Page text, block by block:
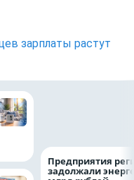
зарплаты растут
Предприятия
задолжали